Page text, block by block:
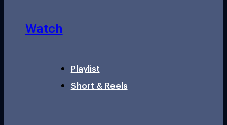
Watch
Playlist
Short & Reels